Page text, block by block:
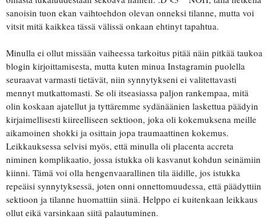
sanoisin tuon ekan vaihtoehdon olevan onneksi tilanne, mutta voi
vitsit mitä kaikkea tässä välissä onkaan ehtinyt tapahtua.
Minulla ei ollut missään vaiheessa tarkoitus pitää näin pitkää taukoa
blogin kirjoittamisesta, mutta kuten minua Instagramin puolella
seuraavat varmasti tietävät, niin synnytykseni ei valitettavasti
mennyt mutkattomasti. Se oli itseasiassa paljon rankempaa, mitä
olin koskaan ajatellut ja tyttäremme sydänäänien laskettua päädyin
kirjaimellisesti kiireelliseen sektioon, joka oli kokemuksena meille
aikamoinen shokki ja osittain jopa traumaattinen kokemus.
Leikkauksessa selvisi myös, että minulla oli placenta accreta
niminen komplikaatio, jossa istukka oli kasvanut kohdun seinämiin
kiinni. Tämä voi olla hengenvaarallinen tila äidille, jos istukka
repeäisi synnytyksessä, joten onni onnettomuudessa, että päädyttiin
sektioon ja tilanne huomattiin siinä. Helppo ei kuitenkaan leikkaus
ollut eikä varsinkaan siitä palautuminen.